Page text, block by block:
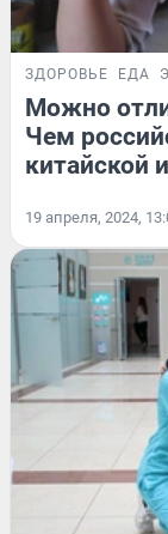
ЗДОРОВЬЕ ЕДА
Можно
Чем
китайской
19 апреля, 2024,